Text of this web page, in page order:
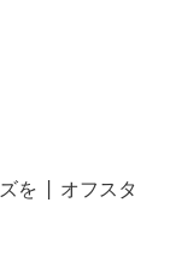
を | オフスタ